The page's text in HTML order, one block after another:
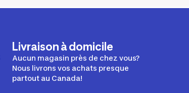
Livraison à domicile
Aucun magasin près de chez vous?
Nous livrons vos achats presque
partout au Canada!